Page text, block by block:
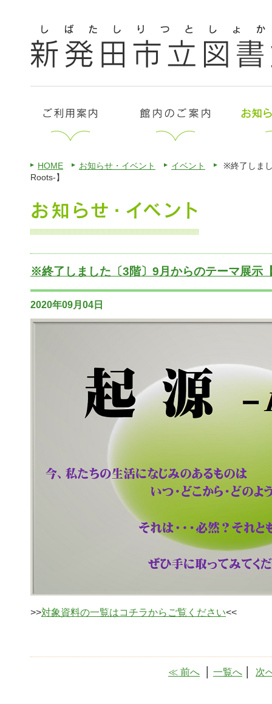
HOME お知らせ・イベント イベント
※終了しま
Roots-】
※終了しました〔3階〕9月からのテーマ展示
2020年09月04日
>>対象資料の一覧はコチラからご覧ください<<
≪ 前へ 一覧へ 次